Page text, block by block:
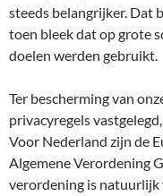
steeds belangrijker. Dat
toen bleek dat op grote
doelen werden gebruikt.
Ter bescherming van
privacyregels
Voor Nederland zijn de
Algemene Verordening
verordening is